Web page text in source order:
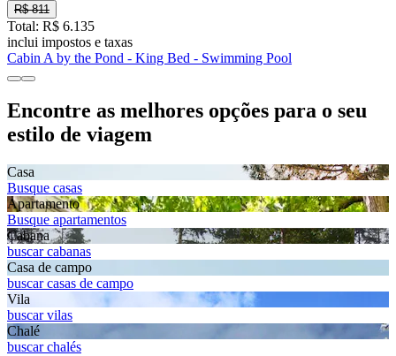
R$ 811
Total: R$ 6.135
inclui impostos e taxas
Cabin A by the Pond - King Bed - Swimming Pool
Encontre as melhores opções para o seu
estilo de viagem
Casa
Busque casas
Apartamento
Busque apartamentos
Cabana
buscar cabanas
Casa de campo
buscar casas de campo
Vila
buscar vilas
Chalé
buscar chalés